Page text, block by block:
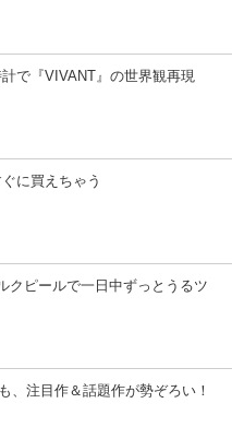
計で『VIVANT』の世界観再現
に買えちゃう
クピールで一日中ずっとうるツ
、注目作＆話題作が勢ぞろい！